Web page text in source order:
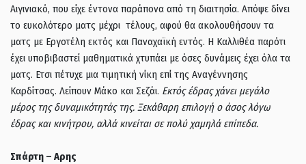
Αιγινιακό, που είχε έντονα παράπονα από τη διαιτησία. Απόψε δίνει
το ευκολότερο ματς μέχρι τέλους, αφού θα ακολουθήσουν τα
ματς με Εργοτέλη εκτός και Παναχαϊκή εντός. Η Καλλιθέα παρότι
έχει υποβιβαστεί μαθηματικά χτυπάει με όσες δυνάμεις έχει όλα τα
ματς. Ετσι πέτυχε μια τιμητική νίκη επί της Αναγέννησης
Καρδίτσας. Λείπουν Μάκο και Σεζάι. Εκτός έδρας χάνει μεγάλο
μέρος της δυναμικότητάς της. Ξεκάθαρη επιλογή ο άσος λόγω
έδρας και κινήτρου, αλλά κινείται σε πολύ χαμηλά επίπεδα.
Σπάρτη – Αρης